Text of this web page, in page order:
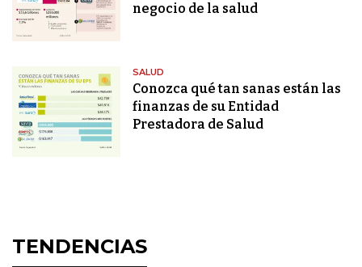
negocio de la salud
SALUD
Conozca qué tan sanas están las
finanzas de su Entidad
Prestadora de Salud
TENDENCIAS